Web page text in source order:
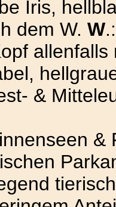
Iris,
dem W. W
&
&